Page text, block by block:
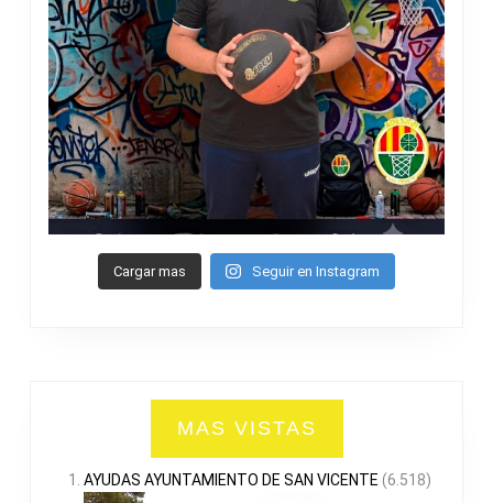
Cargar mas Seguir en Instagram
MAS VISTAS
AYUDAS AYUNTAMIENTO DE SAN VICENTE (6.518)